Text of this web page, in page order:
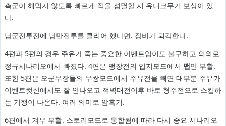
촉군이 해먹지 않도록 빠르게 적을 섬멸할 시 유니크무기 보상이 있
다.
남군전투전에 남만전투를 클리어 했다면. 장비가 퇴각한다.
4편과 5편의 경우 주유가 죽는 중요한 이벤트임이도 불구하고 의외로
정규시나리오에서 빠졌다. 4편은 맹장전의 입지모드에서 맵만 부활.
또한 5편은 오군무장들의 무쌍모드에서 주유전을 빼면 대부분 주유가
이벤트컷신에서도 잘 안나오고 적벽대전이후 바로 형주전으로 스킵하
는 기행이 나온다. 여러 의미로 암흑기.
6편에서 겨우 부활. 스토리모드로 통합됨에 따라 다시 중요 시나리오